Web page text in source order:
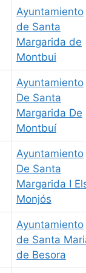
Ayuntamiento
de Santa
Margarida de
Montbui
Ayuntamiento
De Santa
Margarida De
Montbuí
Ayuntamiento
De Santa
Margarida I
Monjós
Ayuntamiento
de Santa
de Besora